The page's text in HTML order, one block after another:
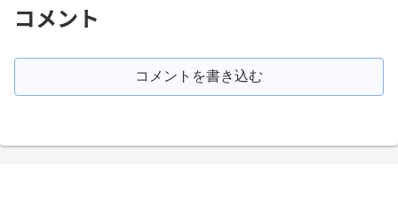
コメント
コメントを書き込む